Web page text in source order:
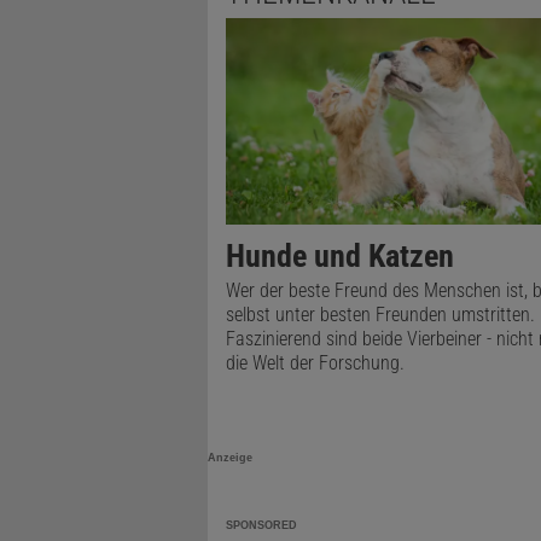
spektrum
den
magische
ja ganz im
ein
merkt
Hunde und Katzen
Wer der beste Freund des Menschen ist,
selbst unter besten Freunden umstritten.
Faszinierend sind beide Vierbeiner -
die Welt der Forschung.
Anzeige
SPONSORED